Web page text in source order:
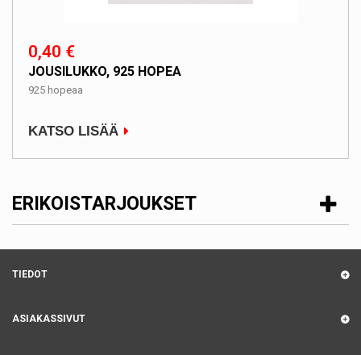
0,40 €
JOUSILUKKO, 925 HOPEA
925 hopeaa
KATSO LISÄÄ
ERIKOISTARJOUKSET
TIEDOT
ASIAKASSIVUT